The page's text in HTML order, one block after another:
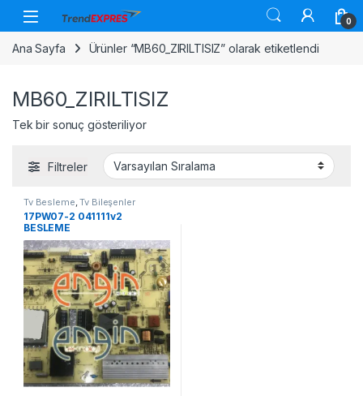
Skip to navigation
Skip to content
0
Ana Sayfa Ürünler “MB60_ZIRILTISIZ” olarak etiketlendi
MB60_ZIRILTISIZ
Tek bir sonuç gösteriliyor
Filtreler
Tv Besleme ,Tv Bileşenler
17PW07-2 041111v2
BESLEME